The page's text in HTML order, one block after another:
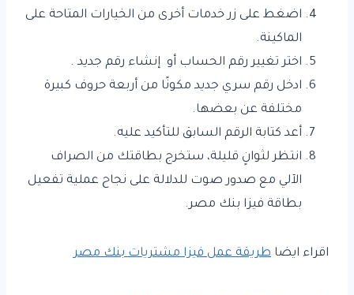
اضغط على زر خدمات أخرى من الخيارات المتاحة على
الماكينة.
اختر تغيير رقم الحساب أو إنشاء رقم جديد .
ادخل رقم سري جديد مكونًا من أربعة حروف كبيرة
مختلفة عن بعضها.
أعد كتابة الرقم السابق للتأكيد عليه.
انتظر لثوانٍ قليلة، ستخرج بطاقتك من الصراف
الآلي مع صدور صوت للدلالة على نجاح عملية تفعيل
بطاقة فيزا بنك مصر.
اقراء ايضا طريقة عمل فيزا مشتريات بنك مصر